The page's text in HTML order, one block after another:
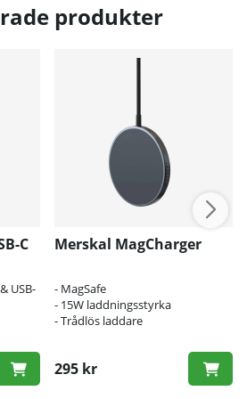
produkter
C
USB-
Merskal MagCharger
- MagSafe
- 15W laddningsstyrka
- Trådlös laddare
295 kr